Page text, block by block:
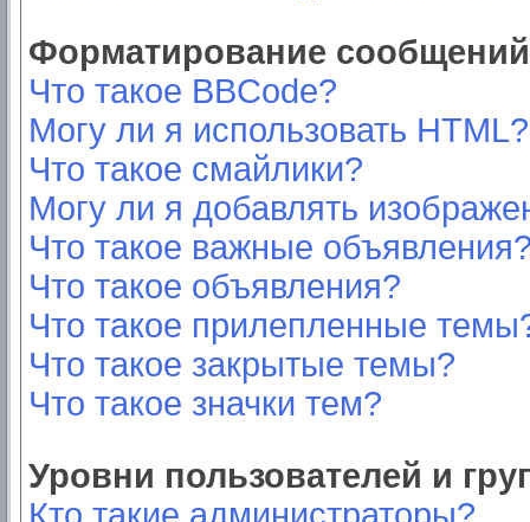
Форматирование
Что такое BBCode?
Могу ли я использовать HTML?
Что такое смайлики?
Могу ли я добавлять
Что такое важные
Что такое объявления?
Что такое прилепленные
Что такое закрытые темы?
Что такое значки тем?
Уровни пользователей и